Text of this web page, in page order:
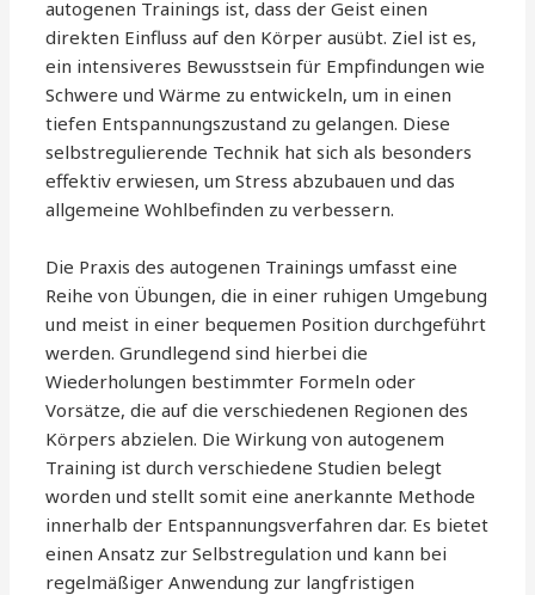
autogenen Trainings ist, dass der Geist einen
direkten Einfluss auf den Körper ausübt. Ziel ist es,
ein intensiveres Bewusstsein für Empfindungen wie
Schwere und Wärme zu entwickeln, um in einen
tiefen Entspannungszustand zu gelangen. Diese
selbstregulierende Technik hat sich als besonders
effektiv erwiesen, um Stress abzubauen und das
allgemeine Wohlbefinden zu verbessern.
Die Praxis des autogenen Trainings umfasst eine
Reihe von Übungen, die in einer ruhigen Umgebung
und meist in einer bequemen Position durchgeführt
werden. Grundlegend sind hierbei die
Wiederholungen bestimmter Formeln oder
Vorsätze, die auf die verschiedenen Regionen des
Körpers abzielen. Die Wirkung von autogenem
Training ist durch verschiedene Studien belegt
worden und stellt somit eine anerkannte Methode
innerhalb der Entspannungsverfahren dar. Es bietet
einen Ansatz zur Selbstregulation und kann bei
regelmäßiger Anwendung zur langfristigen